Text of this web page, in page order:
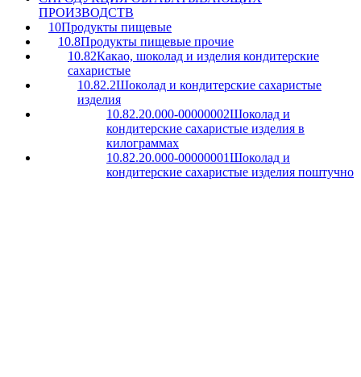
ПРОИЗВОДСТВ
10Продукты пищевые
10.8Продукты пищевые прочие
10.82Какао, шоколад и изделия кондитерские
сахаристые
10.82.2Шоколад и кондитерские сахаристые
изделия
10.82.20.000-00000002Шоколад и
кондитерские сахаристые изделия в
килограммах
10.82.20.000-00000001Шоколад и
кондитерские сахаристые изделия поштучно